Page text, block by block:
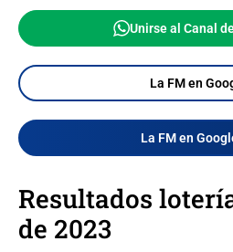
Unirse al Canal
La FM en
La FM en
Resultados
de 2023